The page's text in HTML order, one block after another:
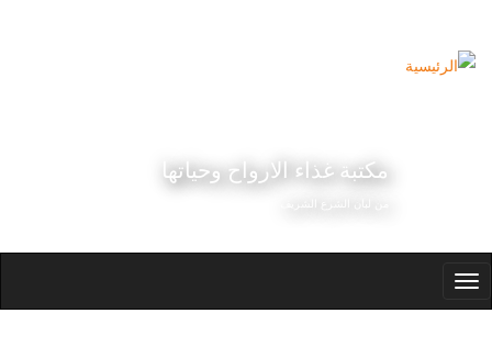
مكتبة غذاء الارواح وحياتها
Toggle